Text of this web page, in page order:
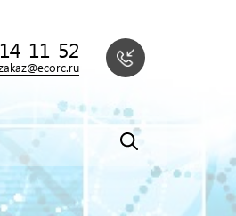
11-52